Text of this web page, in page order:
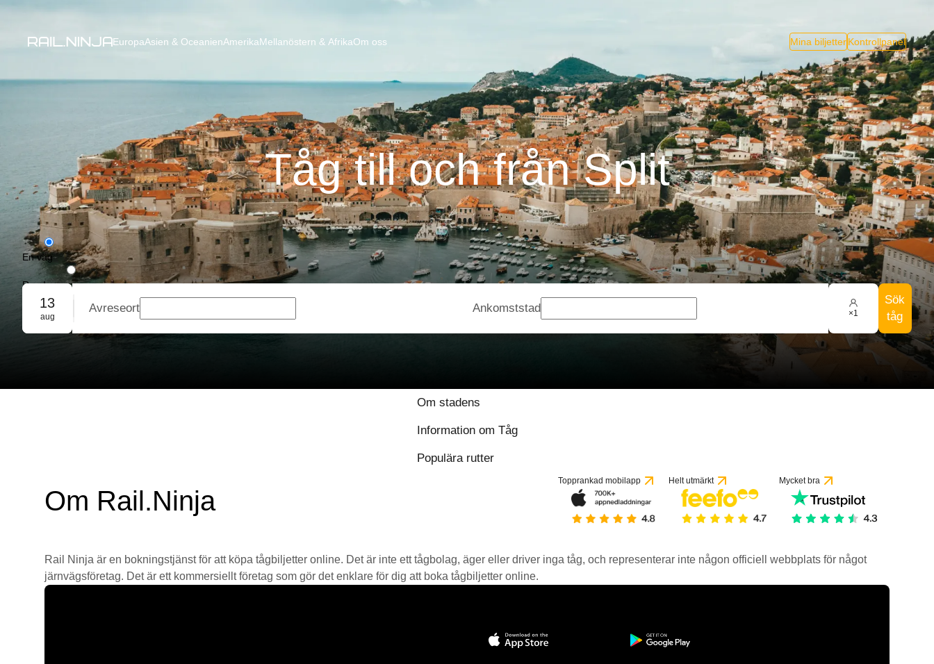
EuropaAsien & OceanienAmerikaMellanöstern & AfrikaOm oss Mina biljetterKontrollpanel
Tåg till och från Split
En väg
Rundresa
Gruppbokning
13
aug
Avreseort Ankomststad ×1
Sök
tåg
Om stadens
Information om Tåg
Populära rutter
Om Rail.Ninja
Topprankad mobilapp Helt utmärkt Mycket bra
Rail Ninja är en bokningstjänst för att köpa tågbiljetter online. Det är inte ett tågbolag, äger eller driver inga tåg, och representerar inte någon officiell webbplats för något
järnvägsföretag. Det är ett kommersiellt företag som gör det enklare för dig att boka tågbiljetter online.